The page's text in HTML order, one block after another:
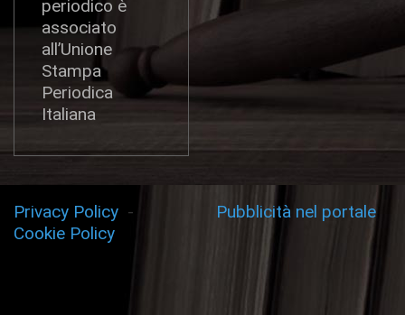
periodico è
associato
all’Unione
Stampa
Periodica
Italiana
Privacy Policy -
Cookie Policy
Pubblicità nel portale